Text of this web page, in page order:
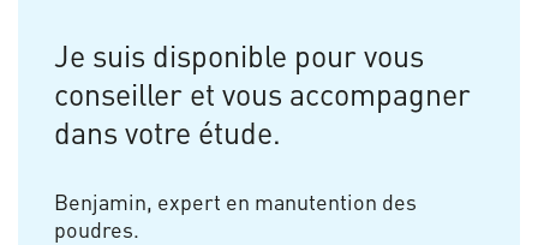
Je suis disponible pour vous
conseiller et vous accompagner
dans votre étude.
Benjamin, expert en manutention des
poudres.